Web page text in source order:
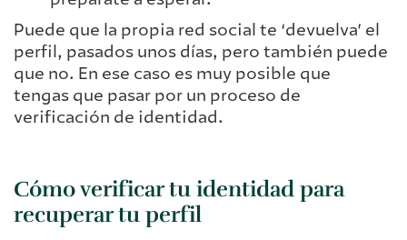
Puede que la propia red social te ‘devuelva’ el
perfil, pasados unos días, pero también puede
que no. En ese caso es muy posible que
tengas que pasar por un proceso de
verificación de identidad.
Cómo verificar tu identidad para
recuperar tu perfil